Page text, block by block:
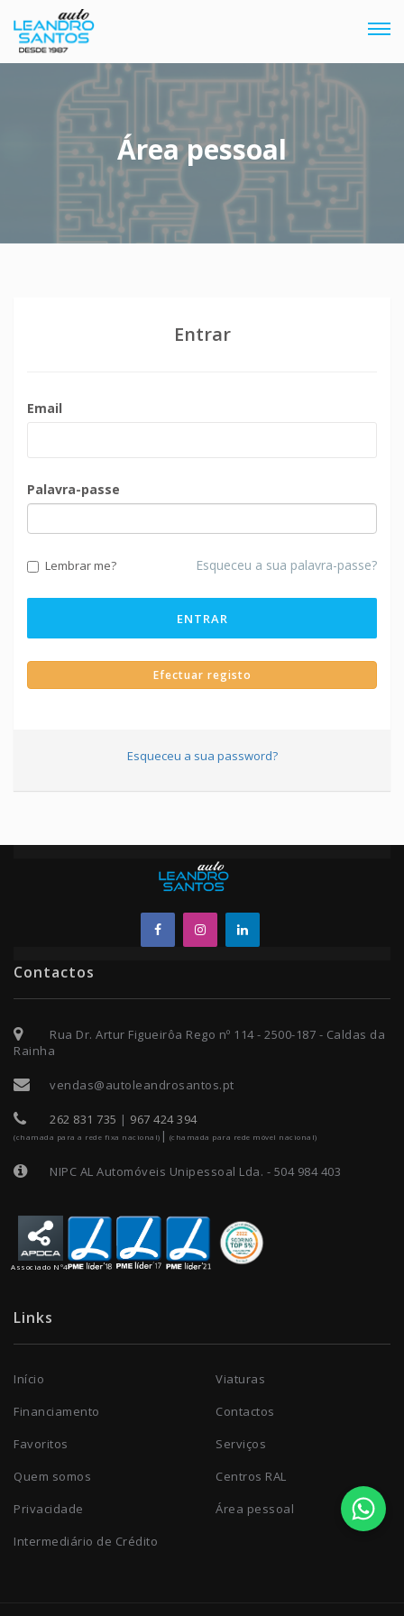
Área pessoal
Entrar
Email
Palavra-passe
Lembrar me? Esqueceu a sua palavra-passe?
ENTRAR
Efectuar registo
Esqueceu a sua password?
Contactos
Rua Dr. Artur Figueirôa Rego nº 114 - 2500-187 - Caldas da
Rainha
vendas@autoleandrosantos.pt
262 831 735 | 967 424 394
(chamada para a rede fixa nacional) | (chamada para rede móvel nacional)
NIPC AL Automóveis Unipessoal Lda. - 504 984 403
Associado Nº4
Links
Início
Financiamento
Favoritos
Quem somos
Privacidade
Intermediário de Crédito
Viaturas
Contactos
Serviços
Centros RAL
Área pessoal